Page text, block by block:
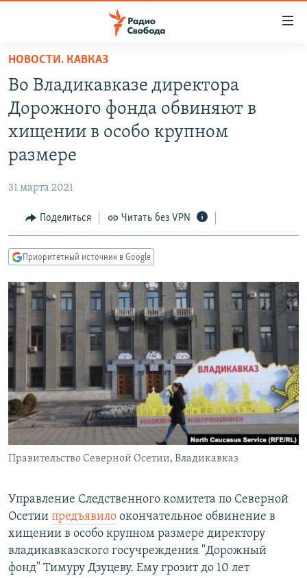
упрощенного
доступа
Вернуться
основному
содержанию
Вернутся
навигации
Вернутся
ПОДКАСТЫ
АВТОРСКИЕ ПРОЕКТЫ
КУЛЬТУРА
IDEL.РЕАЛИИ
КАВКАЗ.РЕАЛИИ
СИБИРЬ.РЕАЛИИ
РАСПИСАНИЕ ВЕЩАНИЯ
ПОДПИШИТЕСЬ НА РАССЫЛКУ
СОЦИАЛЬНЫЕ СЕТИ
НОВОСТИ. КАВКАЗ
Во Владикавказе директора
Дорожного фонда обвиняют в
хищении в особо крупном
размере
31 марта 2021
Поделиться Читать без VPN
Приоритетный источник в Google
Правительство Северной Осетии, Владикавказ
Управление Следственного комитета по Северной
Осетии предъявило окончательное обвинение в
хищении в особо крупном размере директору
владикавказского госучреждения "Дорожный
фонд" Тимуру Дзуцеву. Ему грозит до 10 лет